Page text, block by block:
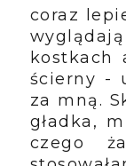
coraz
ścierny -
za mną.
gładka,
czego